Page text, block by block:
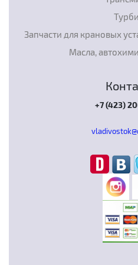
Запчасти для крановых
Масла,
+7 (423)